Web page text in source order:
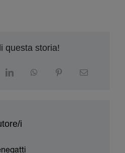
questa storia!
i